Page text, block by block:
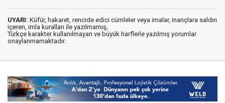
UYARI: Küfür, hakaret, rencide edici cümleler veya imalar, inançlara saldırı
içeren, imla kuralları ile yazılmamış,
Türkçe karakter kullanılmayan ve büyük harflerle yazılmış yorumlar
onaylanmamaktadır.